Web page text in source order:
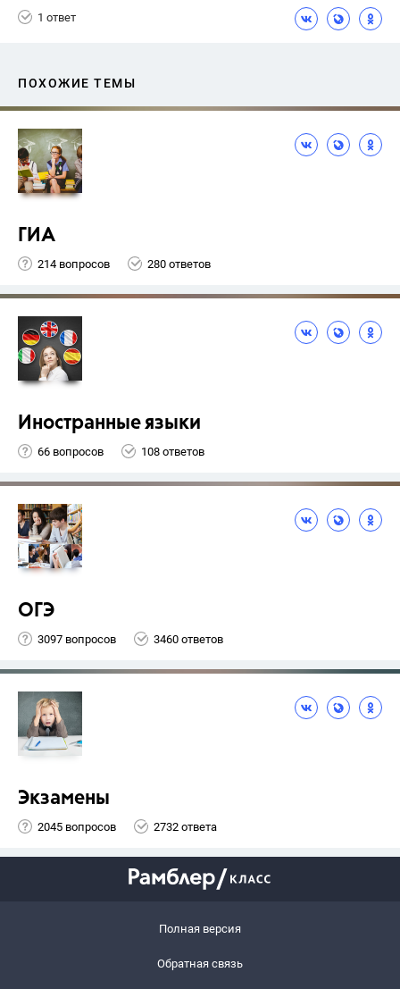
1 ответ
ПОХОЖИЕ ТЕМЫ
ГИА
214 вопросов 280 ответов
Иностранные языки
66 вопросов 108 ответов
ОГЭ
3097 вопросов 3460 ответов
Экзамены
2045 вопросов 2732 ответа
Полная версия
Обратная связь